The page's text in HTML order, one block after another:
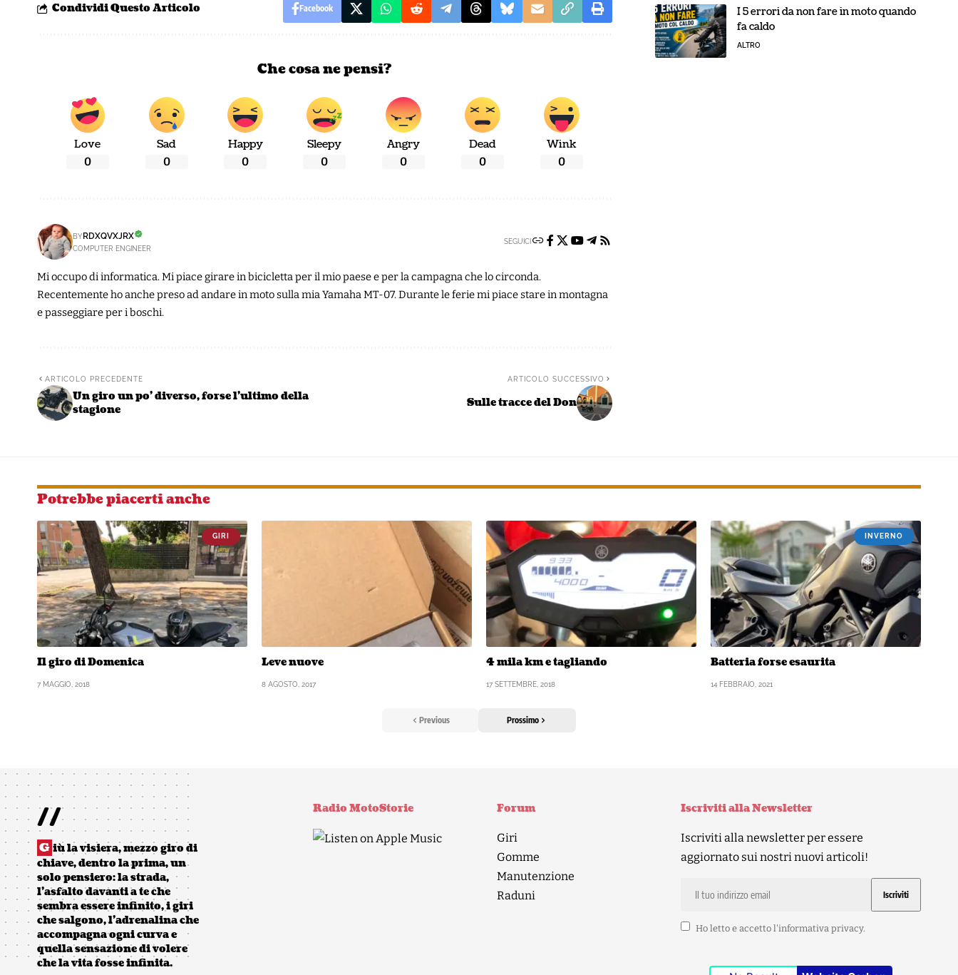
Condividi Questo Articolo Facebook
Che cosa ne pensi?
Love
0
Sad
0
Happy
0
Sleepy
0
Angry
0
Dead
0
Wink
0
BYRDXQVXJRX
COMPUTER ENGINEER
SEGUICI
Mi occupo di informatica. Mi piace girare in bicicletta per il mio paese e per la campagna che lo circonda.
Recentemente ho anche preso ad andare in moto sulla mia Yamaha MT-07. Durante le ferie mi piace stare in montagna
e passeggiare per i boschi.
ARTICOLO PRECEDENTE
Un giro un po’ diverso, forse l’ultimo della
stagione
ARTICOLO SUCCESSIVO
Sulle tracce del Don
I 5 errori da non fare in moto quando
fa caldo
ALTRO
Potrebbe piacerti anche
GIRI
Il giro di Domenica
7 MAGGIO, 2018
Leve nuove
8 AGOSTO, 2017
4 mila km e tagliando
17 SETTEMBRE, 2018
INVERNO
Batteria forse esaurita
14 FEBBRAIO, 2021
Previous Prossimo
//
G iù la visiera, mezzo giro di
chiave, dentro la prima, un
solo pensiero: la strada,
l’asfalto davanti a te che
sembra essere infinito, i giri
che salgono, l’adrenalina che
accompagna ogni curva e
quella sensazione di volere
che la vita fosse infinita.
Radio MotoStorie Forum
Giri
Gomme
Manutenzione
Raduni
Iscriviti alla Newsletter
Iscriviti alla newsletter per essere
aggiornato sui nostri nuovi articoli!
Ho letto e accetto l'informativa privacy.